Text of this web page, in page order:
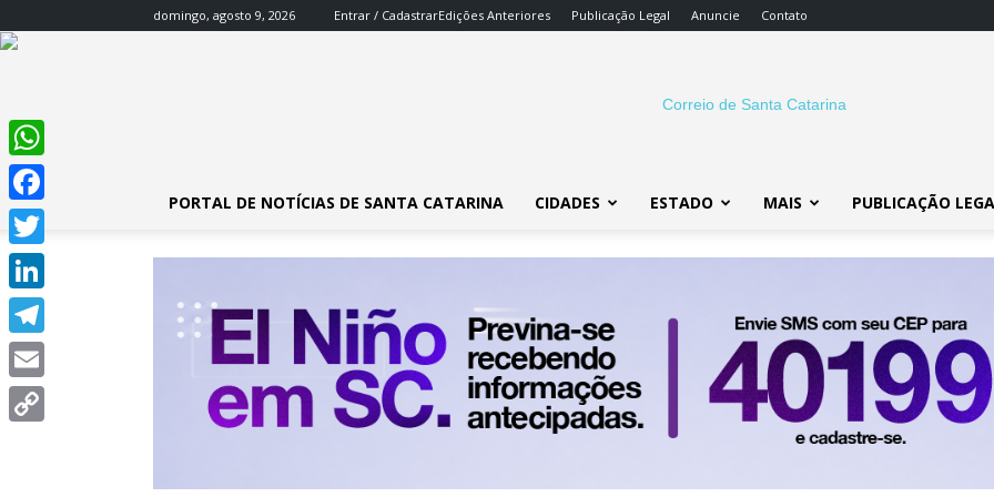
domingo, agosto 9, 2026 Entrar / CadastrarEdições Anteriores Publicação Legal Anuncie Contato
SC
PORTAL DE NOTÍCIAS DE SANTA CATARINA CIDADES ESTADO MAIS PUBLICAÇÃO
WhatsApp
Facebook
Twitter
LinkedIn
Telegram
Email